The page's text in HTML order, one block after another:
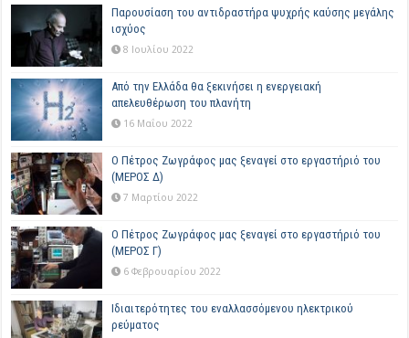
Παρουσίαση του αντιδραστήρα ψυχρής καύσης μεγάλης
ισχύος
8 Ιουλίου 2022
Από την Ελλάδα θα ξεκινήσει η ενεργειακή
απελευθέρωση του πλανήτη
16 Μαΐου 2022
Ο Πέτρος Ζωγράφος μας ξεναγεί στο εργαστήριό του
(ΜΕΡΟΣ Δ)
7 Μαρτίου 2022
Ο Πέτρος Ζωγράφος μας ξεναγεί στο εργαστήριό του
(ΜΕΡΟΣ Γ)
6 Φεβρουαρίου 2022
Ιδιαιτερότητες του εναλλασσόμενου ηλεκτρικού
ρεύματος